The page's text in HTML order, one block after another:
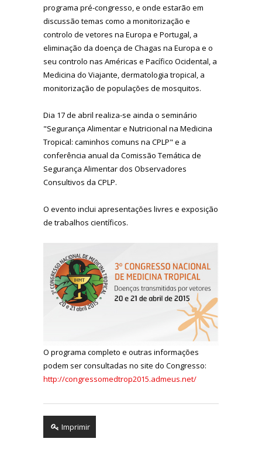
programa pré-congresso, e onde estarão em
discussão temas como a monitorização e
controlo de vetores na Europa e Portugal, a
eliminação da doença de Chagas na Europa e o
seu controlo nas Américas e Pacífico Ocidental, a
Medicina do Viajante, dermatologia tropical, a
monitorização de populações de mosquitos.
Dia 17 de abril realiza-se ainda o seminário
"Segurança Alimentar e Nutricional na Medicina
Tropical: caminhos comuns na CPLP" e a
conferência anual da Comissão Temática de
Segurança Alimentar dos Observadores
Consultivos da CPLP.
O evento inclui apresentações livres e exposição
de trabalhos científicos.
O programa completo e outras informações
podem ser consultadas no site do Congresso:
http://congressomedtrop2015.admeus.net/
Imprimir